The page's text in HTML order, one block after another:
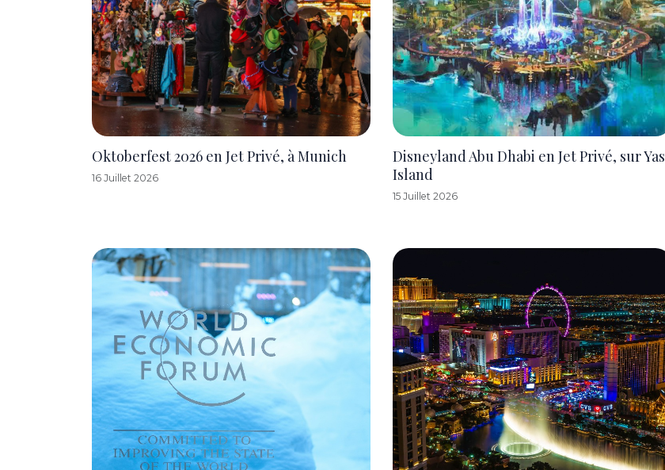
Oktoberfest 2026 en Jet Privé, à Munich
16 Juillet 2026
Disneyland Abu Dhabi en Jet Privé, sur Yas
Island
15 Juillet 2026